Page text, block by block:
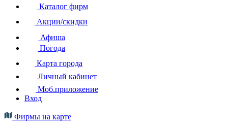
Каталог фирм
Акции/скидки
Афиша
Погода
Карта города
Личный кабинет
Моб.приложение
Вход
Фирмы на карте